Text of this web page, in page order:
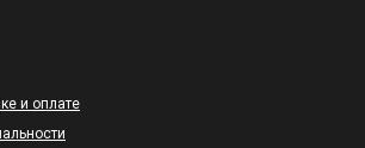
и оплате